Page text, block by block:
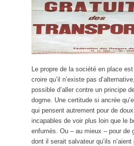
Le propre de la société en place
croire qu’il n’existe pas
possible d’aller contre un principe
dogme. Une certitude si ancrée
qui pensent autrement pour de
incapables de voir plus loin que le
enfumés. Ou – au mieux – pour de
dont il serait salvateur qu’ils